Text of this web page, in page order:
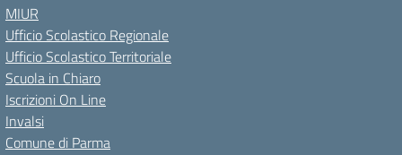
MIUR
Ufficio Scolastico Regionale
Ufficio Scolastico Territoriale
Scuola in Chiaro
Iscrizioni On Line
Invalsi
Comune di Parma